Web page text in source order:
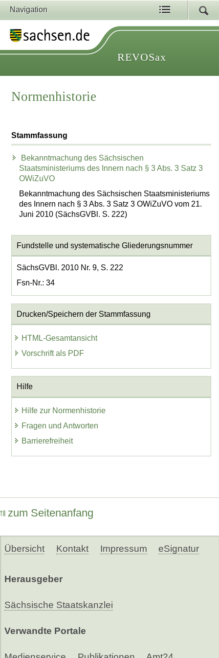
Navigation
REVOSax
Normenhistorie
Stammfassung
Bekanntmachung des Sächsischen
Staatsministeriums des Innern nach § 3 Abs. 3 Satz 3
OWiZuVO
Bekanntmachung des Sächsischen Staatsministeriums
des Innern nach § 3 Abs. 3 Satz 3 OWiZuVO vom 21.
Juni 2010 (SächsGVBl. S. 222)
Fundstelle und systematische Gliederungsnummer
SächsGVBl. 2010 Nr. 9, S. 222
Fsn-Nr.: 34
Drucken/Speichern der Stammfassung
HTML-Gesamtansicht
Vorschrift als PDF
Hilfe
Hilfe zur Normenhistorie
Fragen und Antworten
Barrierefreiheit
zum Seitenanfang
Übersicht Kontakt Impressum eSignatur
Herausgeber
Sächsische Staatskanzlei
Verwandte Portale